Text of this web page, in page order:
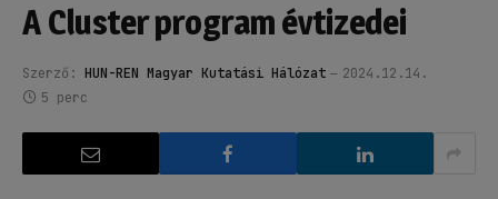
A Cluster program évtizedei
Szerző: HUN-REN Magyar Kutatási Hálózat
2024.12.14.
5 perc